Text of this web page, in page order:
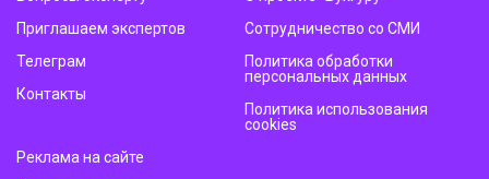
Приглашаем экспертов
Телеграм
Контакты
Сотрудничество со СМИ
Политика обработки
персональных данных
Политика использования
cookies
Реклама на сайте